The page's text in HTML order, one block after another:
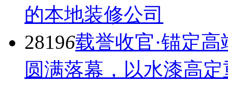
的本地装修公司
28196载誉收官·锚定
圆满落幕，以水漆高